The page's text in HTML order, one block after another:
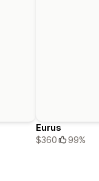
Eurus
$360
99%